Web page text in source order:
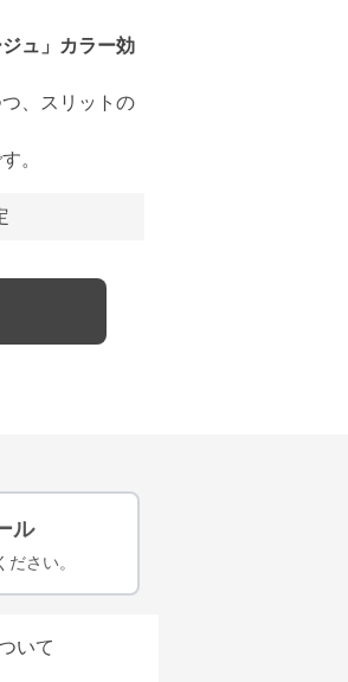
ュ」カラー効
、スリットの
。
ル
さい。
いて